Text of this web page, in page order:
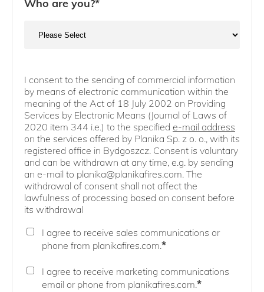
Who are you?*
I consent to the sending of commercial information
by means of electronic communication within the
meaning of the Act of 18 July 2002 on Providing
Services by Electronic Means (Journal of Laws of
2020 item 344 i.e.) to the specified e-mail address
on the services offered by Planika Sp. z o. o., with its
registered office in Bydgoszcz. Consent is voluntary
and can be withdrawn at any time, e.g. by sending
an e-mail to planika@planikafires.com. The
withdrawal of consent shall not affect the
lawfulness of processing based on consent before
its withdrawal
I agree to receive sales communications or
phone from planikafires.com.*
I agree to receive marketing communications
email or phone from planikafires.com.*